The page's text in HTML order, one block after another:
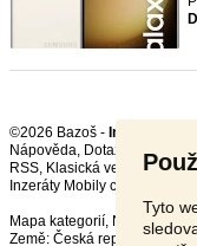
Tyto
©2026 Bazoš - Inzerce, Bazar
Nápověda, Dotazy
RSS,
Inzeráty Mobily celkem:
Mapa kategorií,
Země: Česká republika,